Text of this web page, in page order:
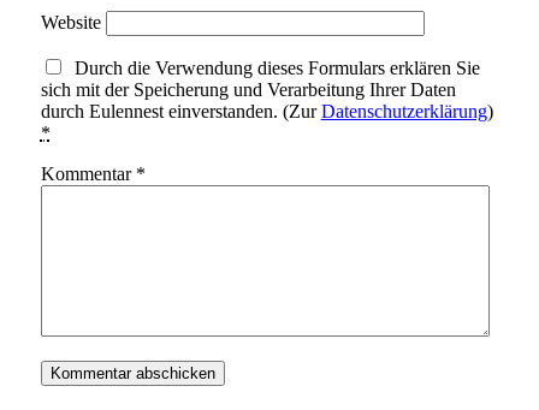
Website
Durch die Verwendung dieses Formulars erklären Sie
sich mit der Speicherung und Verarbeitung Ihrer Daten
durch Eulennest einverstanden. (ZurDatenschutzerklärung)
*
Kommentar *